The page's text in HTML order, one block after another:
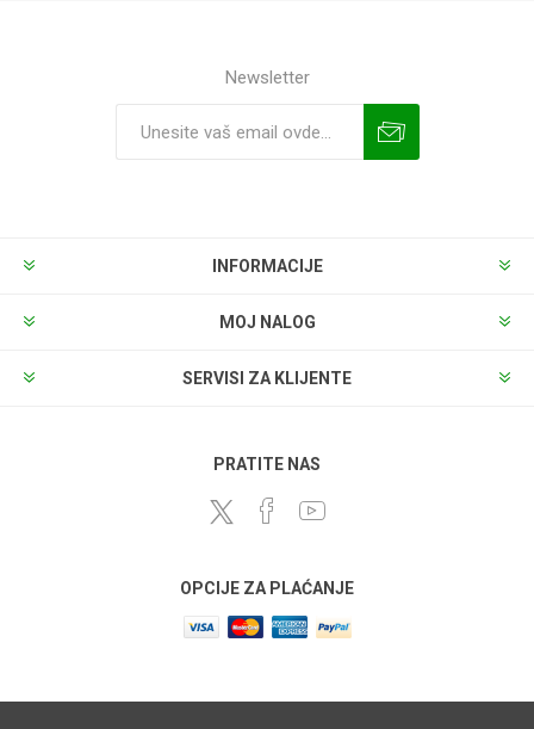
Newsletter
INFORMACIJE
MOJ NALOG
SERVISI ZA KLIJENTE
PRATITE NAS
OPCIJE ZA PLAĆANJE